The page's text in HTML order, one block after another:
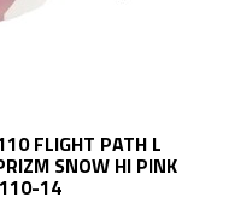
FLIGHT PATH L
SNOW HI PINK
14